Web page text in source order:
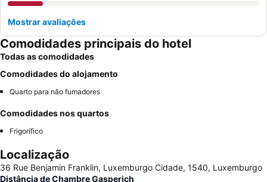
Mostrar avaliações
Comodidades principais do hotel
Todas as comodidades
Comodidades do alojamento
Quarto para não fumadores
Comodidades nos quartos
Frigorífico
Localização
36 Rue Benjamin Franklin, Luxemburgo Cidade, 1540, Luxemburgo
Distância de Chambre Gasperich